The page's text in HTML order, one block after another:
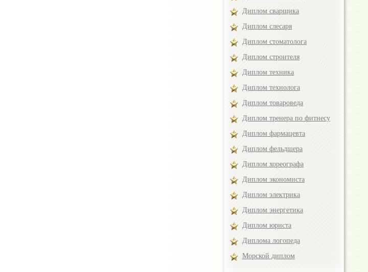
Диплом сварщика
Диплом слесаря
Диплом стоматолога
Диплом строителя
Диплом техника
Диплом технолога
Диплом товароведа
Диплом тренера по фитнесу
Диплом фармацевта
Диплом фельдшера
Диплом хореографа
Диплом экономиста
Диплом электрика
Диплом энергетика
Диплом юриста
Диплома логопеда
Морской диплом